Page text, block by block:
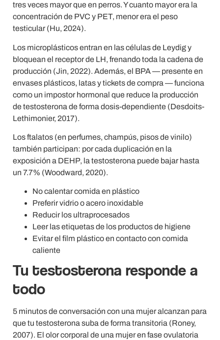
tres veces mayor que en perros. Y cuanto mayor era la
concentración de PVC y PET, menor era el peso
testicular (Hu, 2024).
Los microplásticos entran en las células de Leydig y
bloquean el receptor de LH, frenando toda la cadena de
producción (Jin, 2022). Además, el BPA — presente en
envases plásticos, latas y tickets de compra — funciona
como un impostor hormonal que reduce la producción
de testosterona de forma dosis-dependiente (Desdoits-
Lethimonier, 2017).
Los ftalatos (en perfumes, champús, pisos de vinilo)
también participan: por cada duplicación en la
exposición a DEHP, la testosterona puede bajar hasta
un 7.7% (Woodward, 2020).
No calentar comida en plástico
Preferir vidrio o acero inoxidable
Reducir los ultraprocesados
Leer las etiquetas de los productos de higiene
Evitar el film plástico en contacto con comida
caliente
Tu testosterona responde a
todo
5 minutos de conversación con una mujer alcanzan para
que tu testosterona suba de forma transitoria (Roney,
2007). El olor corporal de una mujer en fase ovulatoria